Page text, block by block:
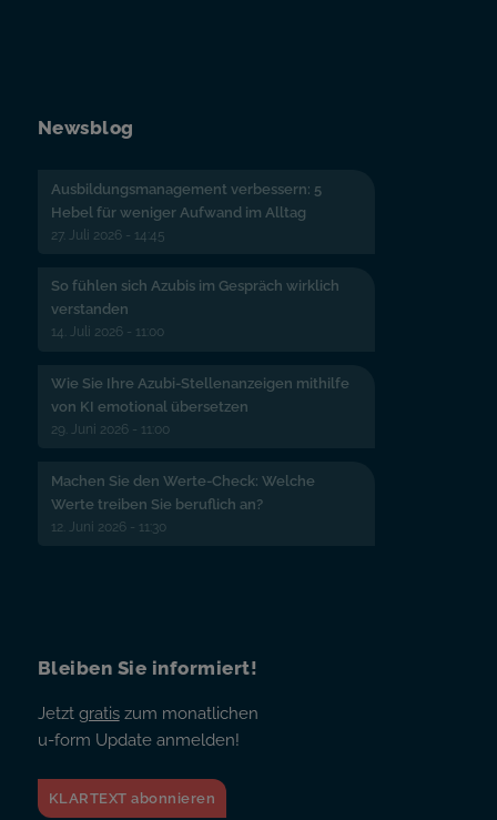
Newsblog
Ausbildungsmanagement verbessern: 5
Hebel für weniger Aufwand im Alltag
27. Juli 2026 - 14:45
So fühlen sich Azubis im Gespräch wirklich
verstanden
14. Juli 2026 - 11:00
Wie Sie Ihre Azubi-Stellenanzeigen mithilfe
von KI emotional übersetzen
29. Juni 2026 - 11:00
Machen Sie den Werte-Check: Welche
Werte treiben Sie beruflich an?
12. Juni 2026 - 11:30
Bleiben Sie informiert!
Jetzt gratiszum monatlichen
u-form Update anmelden!
KLARTEXT abonnieren